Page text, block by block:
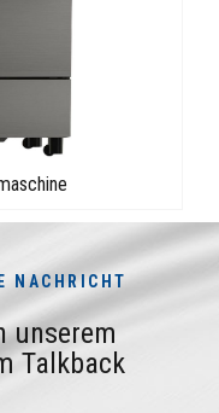
NACHRICHT
unserem
Talkback